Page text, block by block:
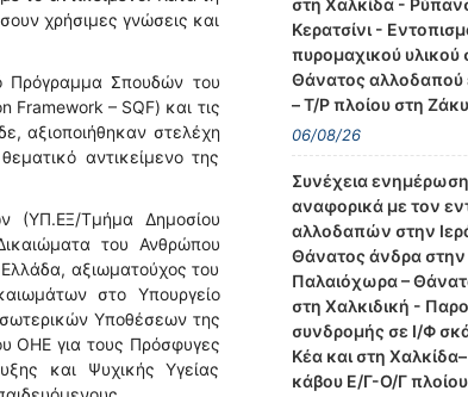
χρήσιμες γνώσεις και
Πρόγραμμα Σπουδών του
Framework – SQF) και τις
αξιοποιήθηκαν στελέχη
αντικείμενο της
(ΥΠ.ΕΞ/Τμήμα Δημοσίου
του Ανθρώπου
αξιωματούχος του
στο Υπουργείο
Υποθέσεων της
ΟΗΕ για τους Πρόσφυγες
και Ψυχικής Υγείας
στη Χαλκίδα -
Κερατσίνι -
πυρομαχικού υλικού
Θάνατος αλλοδαπού
– Τ/Ρ πλοίου στη
06/08/26
Συνέχεια
αναφορικά με τον
αλλοδαπών στην
Θάνατος άνδρα στην
Παλαιόχωρα –
στη Χαλκιδική -
συνδρομής σε Ι/Φ
Κέα και στη
κάβου Ε/Γ-Ο/Γ